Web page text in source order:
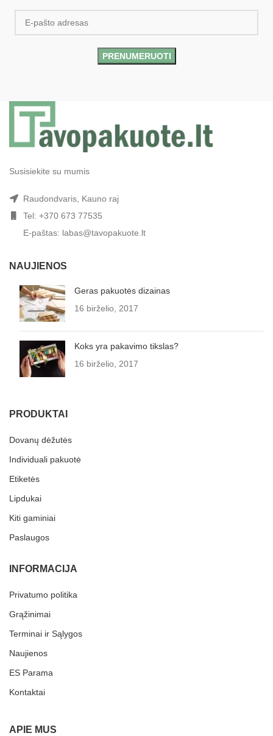
Susisiekite su mumis
Raudondvaris, Kauno raj
Tel: +370 673 77535
E-paštas: labas@tavopakuote.lt
NAUJIENOS
Geras pakuotės dizainas
16 birželio, 2017
Koks yra pakavimo tikslas?
16 birželio, 2017
PRODUKTAI
Dovanų dėžutės
Individuali pakuotė
Etiketės
Lipdukai
Kiti gaminiai
Paslaugos
INFORMACIJA
Privatumo politika
Grąžinimai
Terminai ir Sąlygos
Naujienos
ES Parama
Kontaktai
APIE MUS